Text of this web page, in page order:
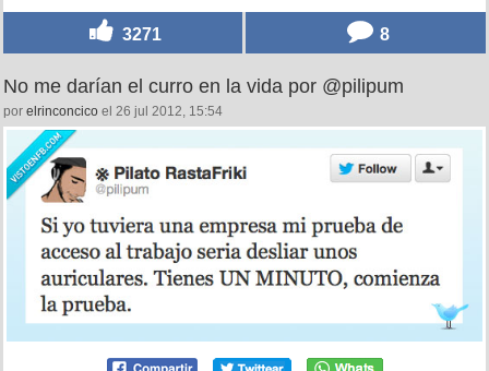
3271 8
No me darían el curro en la vida por @pilipum
por elrinconcico el 26 jul 2012, 15:54